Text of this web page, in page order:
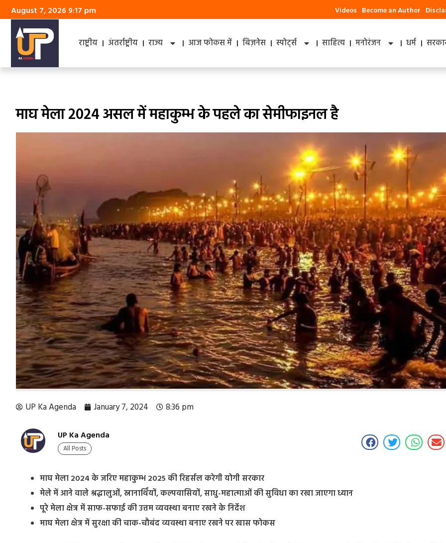
August 7, 2026 9:17 pm Videos Become an Author
राष्ट्रीय अंतर्राष्ट्रीय राज्य आज फोकस में बिज़नेस स्पोर्ट्स साहित्य मनोरंजन धर्म
माघ मेला 2024 असल में महाकुम्भ के पहले का सेमीफाइनल है
UP Ka Agenda January 7, 2024 8:36 pm
UP Ka Agenda
All Posts
माघ मेला 2024 के जरिए महाकुम्भ 2025 की रिहर्सल करेगी योगी सरकार
मेले में आने वाले श्रद्धालुओं, स्नानार्थिंयों, कल्पवासियों, साधु-महात्माओं की सुविधा का रखा जाएगा ध्यान
पूरे मेला क्षेत्र में साफ-सफाई की उत्तम व्यवस्था बनाए रखने के निर्देश
माघ मेला क्षेत्र में सुरक्षा की चाक-चौबंद व्यवस्था बनाए रखने पर खास फोकस